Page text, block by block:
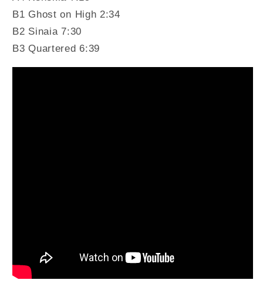
B1 Ghost on High 2:34
B2 Sinaia 7:30
B3 Quartered 6:39